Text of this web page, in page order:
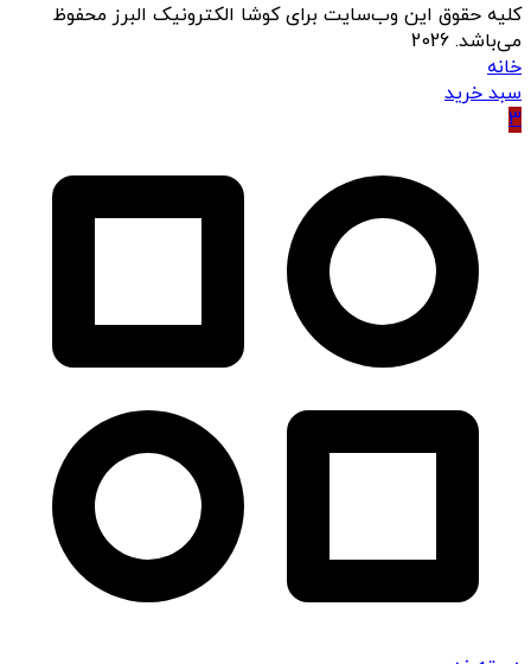
کلیه حقوق این وب‌سایت برای کوشا الکترونیک البرز محفوظ
می‌باشد. 2026
خانه
سبد خرید
3